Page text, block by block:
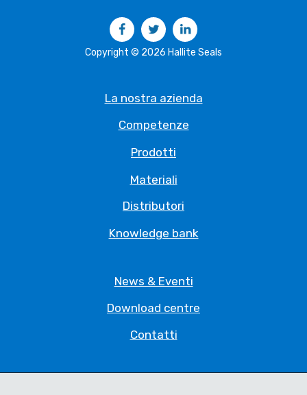
FacebookTwitter
Copyright © 2026 Hallite Seals
La nostra azienda
Competenze
Prodotti
Materiali
Distributori
Knowledge bank
News & Eventi
Download centre
Contatti